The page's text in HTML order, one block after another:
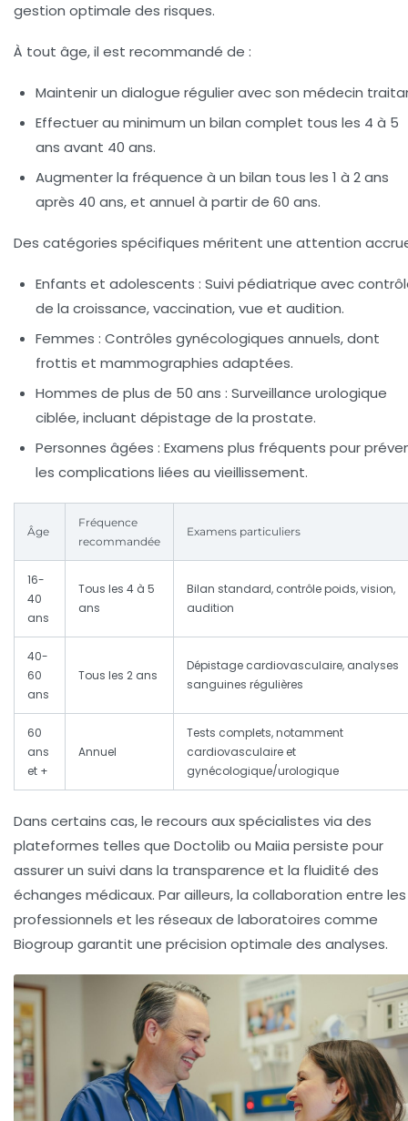
gestion optimale des risques.
À tout âge, il est recommandé de :
Maintenir un dialogue régulier avec son médecin
Effectuer au minimum un bilan complet tous les 4 à 5
ans avant 40 ans.
Augmenter la fréquence à un bilan tous les 1 à 2 ans
après 40 ans, et annuel à partir de 60 ans.
Des catégories spécifiques méritent une attention
Enfants et adolescents : Suivi pédiatrique avec
de la croissance, vaccination, vue et audition.
Femmes : Contrôles gynécologiques annuels, dont
frottis et mammographies adaptées.
Hommes de plus de 50 ans : Surveillance urologique
ciblée, incluant dépistage de la prostate.
Personnes âgées : Examens plus fréquents pour
les complications liées au vieillissement.
Âge
Fréquence
recommandée
Examens particuliers
16-
40
ans
Tous les 4 à 5
ans
Bilan standard, contrôle poids, vision,
audition
40-
60
ans
Tous les 2 ans
Dépistage cardiovasculaire, analyses
sanguines régulières
60
ans
et +
Annuel
Tests complets, notamment
cardiovasculaire et
gynécologique/urologique
Dans certains cas, le recours aux spécialistes via des
plateformes telles que Doctolib ou Maiia persiste pour
assurer un suivi dans la transparence et la fluidité des
échanges médicaux. Par ailleurs, la collaboration entre les
professionnels et les réseaux de laboratoires comme
Biogroup garantit une précision optimale des analyses.